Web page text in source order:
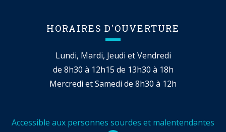
HORAIRES D'OUVERTURE
Lundi, Mardi, Jeudi et Vendredi
de 8h30 à 12h15 de 13h30 à 18h
Mercredi et Samedi de 8h30 à 12h
Accessible aux personnes sourdes et malentendantes